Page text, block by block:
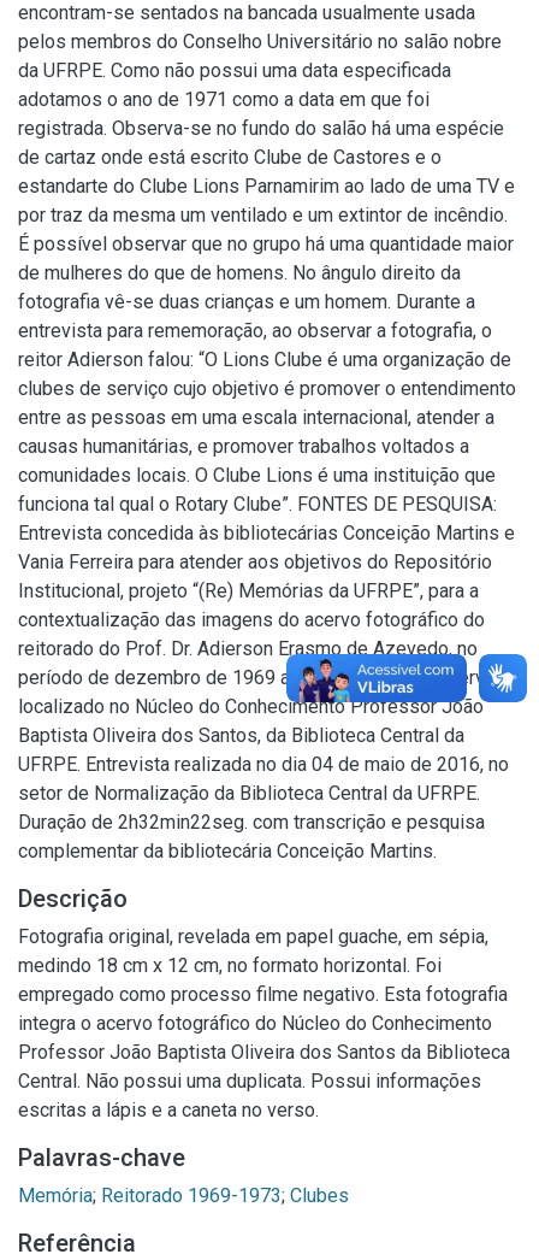
encontram-se sentados na bancada usualmente usada
pelos membros do Conselho Universitário no salão nobre
da UFRPE. Como não possui uma data especificada
adotamos o ano de 1971 como a data em que foi
registrada. Observa-se no fundo do salão há uma espécie
de cartaz onde está escrito Clube de Castores e o
estandarte do Clube Lions Parnamirim ao lado de uma TV e
por traz da mesma um ventilado e um extintor de incêndio.
É possível observar que no grupo há uma quantidade maior
de mulheres do que de homens. No ângulo direito da
fotografia vê-se duas crianças e um homem. Durante a
entrevista para rememoração, ao observar a fotografia, o
reitor Adierson falou: “O Lions Clube é uma organização de
clubes de serviço cujo objetivo é promover o entendimento
entre as pessoas em uma escala internacional, atender a
causas humanitárias, e promover trabalhos voltados a
comunidades locais. O Clube Lions é uma instituição que
funciona tal qual o Rotary Clube”. FONTES DE PESQUISA:
Entrevista concedida às bibliotecárias Conceição Martins e
Vania Ferreira para atender aos objetivos do Repositório
Institucional, projeto “(Re) Memórias da UFRPE”, para a
contextualização das imagens do acervo fotográfico do
reitorado do Prof. Dr. Adierson Erasmo de Azevedo, no
período de dezembro de 1969 a agosto de 1973. Acervo
localizado no Núcleo do Conhecimento Professor João
Baptista Oliveira dos Santos, da Biblioteca Central da
UFRPE. Entrevista realizada no dia 04 de maio de 2016, no
setor de Normalização da Biblioteca Central da UFRPE.
Duração de 2h32min22seg. com transcrição e pesquisa
complementar da bibliotecária Conceição Martins.
Descrição
Fotografia original, revelada em papel guache, em sépia,
medindo 18 cm x 12 cm, no formato horizontal. Foi
empregado como processo filme negativo. Esta fotografia
integra o acervo fotográfico do Núcleo do Conhecimento
Professor João Baptista Oliveira dos Santos da Biblioteca
Central. Não possui uma duplicata. Possui informações
escritas a lápis e a caneta no verso.
Palavras-chave
Memória; Reitorado 1969-1973; Clubes
Referência